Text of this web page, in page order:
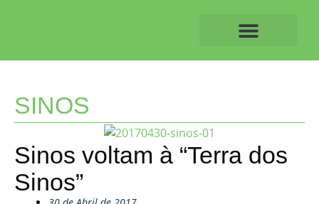
SINOS
Sinos voltam à “Terra dos
Sinos”